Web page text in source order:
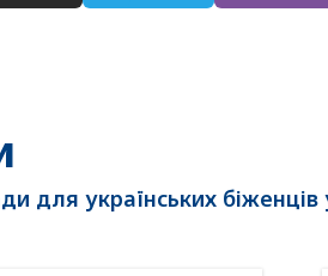
для українських